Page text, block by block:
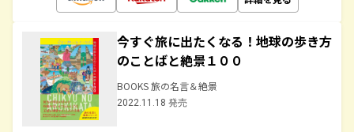
今すぐ旅に出たくなる！地球の歩き方
のことばと絶景１００
BOOKS 旅の名言＆絶景
2022.11.18 発売